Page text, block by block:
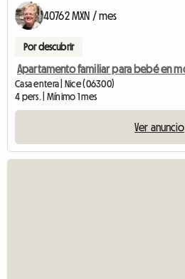
40762 MXN / mes
Por descubrir
Casa entera | Nice (06300)
4 pers. | Mínimo 1 mes
Ver anuncio